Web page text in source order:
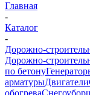
Главная
-
Каталог
-
Дорожно-
Дорожно-
по бетону
арматурыДвигатели